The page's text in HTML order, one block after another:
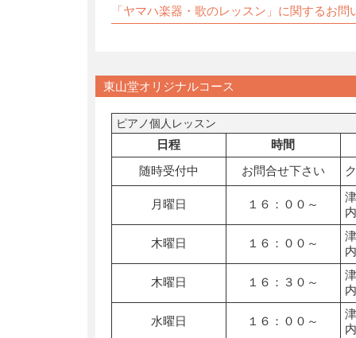
「ヤマハ楽器・歌のレッスン」に関するお問
東山堂オリジナルコース
ピアノ個人レッスン
日程
時間
随時受付中
お問合せ下さい
月曜日 １６：００～
木曜日 １６：００～
木曜日 １６：３０～
水曜日 １６：００～